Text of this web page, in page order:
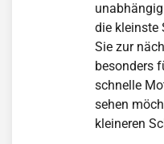
die kleinste
Sie zur
besonders
schnelle
sehen
kleineren